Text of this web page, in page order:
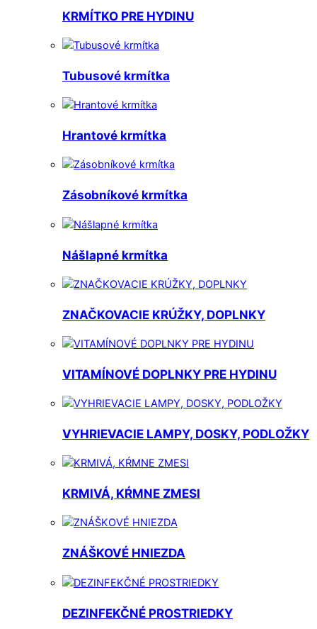
KRMÍTKO PRE HYDINU
Tubusové krmítka
Hrantové krmítka
Zásobníkové krmítka
Nášlapné krmítka
ZNAČKOVACIE KRÚŽKY, DOPLNKY
VITAMÍNOVÉ DOPLNKY PRE HYDINU
VYHRIEVACIE LAMPY, DOSKY, PODLOŽKY
KRMIVÁ, KŔMNE ZMESI
ZNÁŠKOVÉ HNIEZDA
DEZINFEKČNÉ PROSTRIEDKY